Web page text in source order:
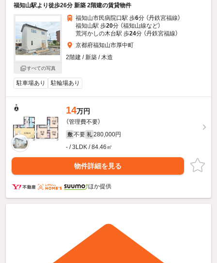
福知山駅より徒歩26分 新築 2階建の賃貸物件
すべての写真
福知山市民病院口駅 歩6分 （丹鉄宮福線）
福知山駅 歩20分 （福知山線など）
荒河かしの木台駅 歩24分 （丹鉄宮福線）
京都府福知山市厚中町
2階建 / 新築 / 木造
駐車場あり 駐輪場あり
14万円
（管理費不要）
敷 不要 礼 280,000円
- / 3LDK / 84.46㎡
物件詳細を見る
ほか提供